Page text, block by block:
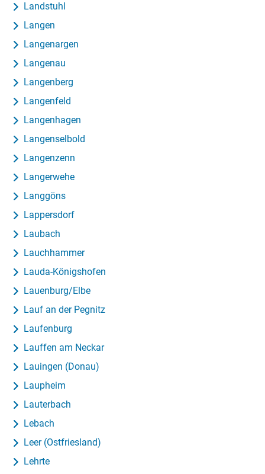
Landstuhl
Langen
Langenargen
Langenau
Langenberg
Langenfeld
Langenhagen
Langenselbold
Langenzenn
Langerwehe
Langgöns
Lappersdorf
Laubach
Lauchhammer
Lauda-Königshofen
Lauenburg/Elbe
Lauf an der Pegnitz
Laufenburg
Lauffen am Neckar
Lauingen (Donau)
Laupheim
Lauterbach
Lebach
Leer (Ostfriesland)
Lehrte